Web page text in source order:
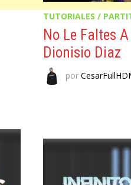
TUTORIALES /
No Le Faltes
Dionisio Diaz
por